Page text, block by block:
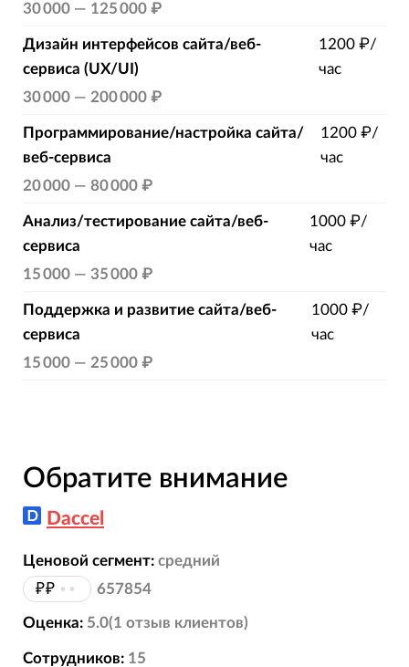
30 000— 125 000 ₽
Дизайн интерфейсов сайта/веб-
сервиса (UX/UI)
1200 ₽/
час
30 000— 200 000 ₽
Программирование/настройка сайта/
веб-сервиса
1200 ₽/
час
20 000— 80 000 ₽
Анализ/тестирование сайта/веб-
сервиса
1000 ₽/
час
15 000— 35 000 ₽
Поддержка и развитие сайта/веб-
сервиса
1000 ₽/
час
15 000— 25 000 ₽
Обратите внимание
Daccel
Ценовой сегмент: средний
₽₽ •• 657854
Оценка: 5.0(1 отзыв клиентов)
Сотрудников: 15